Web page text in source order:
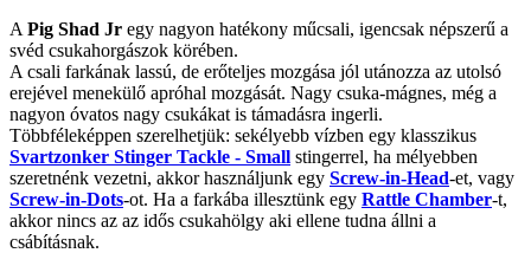
A Pig Shad Jr egy nagyon hatékony műcsali, igencsak népszerű a
svéd csukahorgászok körében.
A csali farkának lassú, de erőteljes mozgása jól utánozza az utolsó
erejével menekülő apróhal mozgását. Nagy csuka-mágnes, még a
nagyon óvatos nagy csukákat is támadásra ingerli.
Többféleképpen szerelhetjük: sekélyebb vízben egy klasszikus
Svartzonker Stinger Tackle - Small stingerrel, ha mélyebben
szeretnénk vezetni, akkor használjunk egy Screw-in-Head-et, vagy
Screw-in-Dots-ot. Ha a farkába illesztünk egy Rattle Chamber-t,
akkor nincs az az idős csukahölgy aki ellene tudna állni a
csábításnak.